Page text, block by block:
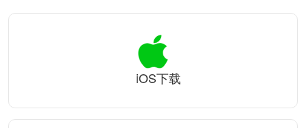
iOS下载